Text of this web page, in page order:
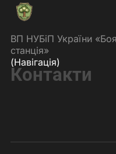
ВП НУБіП України
станція»
(Навігація)
Контакти